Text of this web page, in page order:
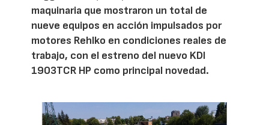
maquinaria que mostraron un total de
nueve equipos en acción impulsados por
motores Rehlko en condiciones reales de
trabajo, con el estreno del nuevo KDI
1903TCR HP como principal novedad.